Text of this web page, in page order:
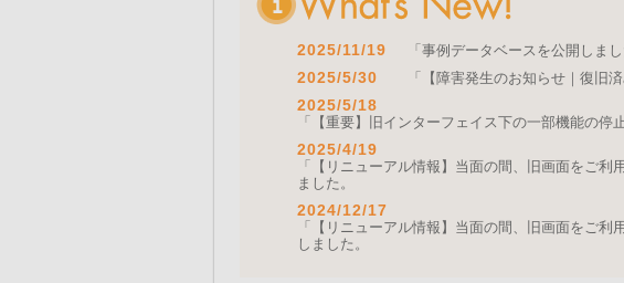
2025/11/19 「事例データベースを公開しま
2025/5/30 「【障害発生のお知らせ｜復旧
2025/5/18
「【重要】旧インターフェイス下の一部機能の停
2025/4/19
「【リニューアル情報】当面の間、旧画面をご
ました。
2024/12/17
「【リニューアル情報】当面の間、旧画面をご
しました。